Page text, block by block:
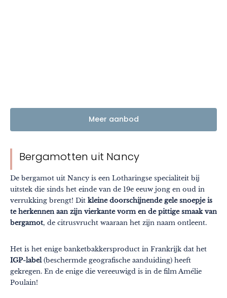
Meer aanbod
Bergamotten uit Nancy
De bergamot uit Nancy is een Lotharingse specialiteit bij
uitstek die sinds het einde van de 19e eeuw jong en oud in
verrukking brengt! Dit kleine doorschijnende gele snoepje is
te herkennen aan zijn vierkante vorm en de pittige smaak van
bergamot, de citrusvrucht waaraan het zijn naam ontleent.
Het is het enige banketbakkersproduct in Frankrijk dat het
IGP-label(beschermde geografische aanduiding) heeft
gekregen. En de enige die vereeuwigd is in de film Amélie
Poulain!